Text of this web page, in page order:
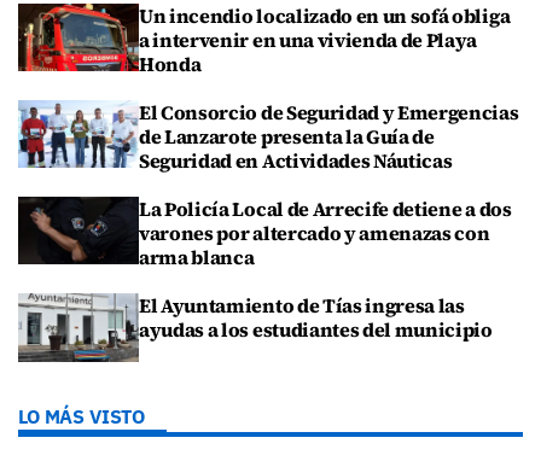
Un incendio localizado en un sofá obliga
a intervenir en una vivienda de Playa
Honda
El Consorcio de Seguridad y Emergencias
de Lanzarote presenta la Guía de
Seguridad en Actividades Náuticas
La Policía Local de Arrecife detiene a dos
varones por altercado y amenazas con
arma blanca
El Ayuntamiento de Tías ingresa las
ayudas a los estudiantes del municipio
LO MÁS VISTO